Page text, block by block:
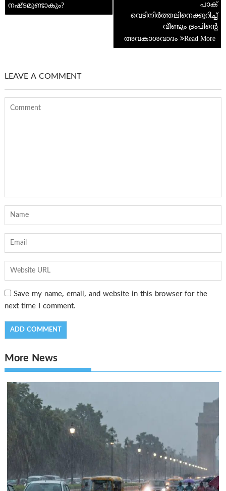
നഷ്ടമുണ്ടാകും?
പാക്
വെടിനിർത്തലിനെക്കുറിച്ച്
വീണ്ടും ട്രം‌പിന്റെ
അവകാശവാദം
LEAVE A COMMENT
Save my name, email, and website in this browser for the
next time I comment.
More News